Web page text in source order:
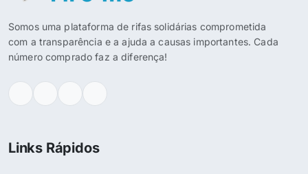
Somos uma plataforma de rifas solidárias comprometida
com a transparência e a ajuda a causas importantes. Cada
número comprado faz a diferença!
Links Rápidos